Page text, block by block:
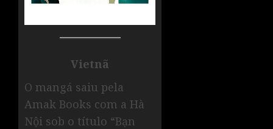
Vietnã
O mangá saiu pela
Amak Books com a Hà
Nội sob o título “Bạn